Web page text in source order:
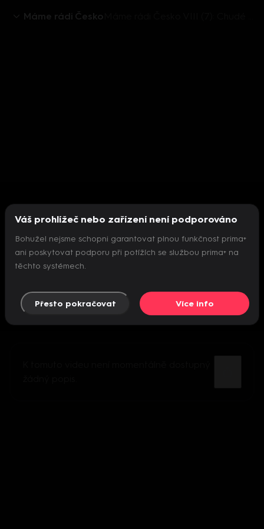
Máme rádi Česko
Nepodařilo se inicializovat přehrávač
Váš prohlížeč nebo zařízení není podporováno
Bohužel nejsme schopni garantovat plnou funkčnost prima+
ani poskytovat podporu při potížích se službou prima+ na
těchto systémech.
Přesto pokračovat Více info